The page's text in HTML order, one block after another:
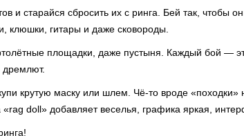
и старайся сбросить их с ринга. Бей так, чтобы
клюшки, гитары и даже сковороды.
площадки, даже пустыня. Каждый бой —
дремлют.
крутую маску или шлем. Чё-то вроде «походки»
doll» добавляет веселья, графика яркая,